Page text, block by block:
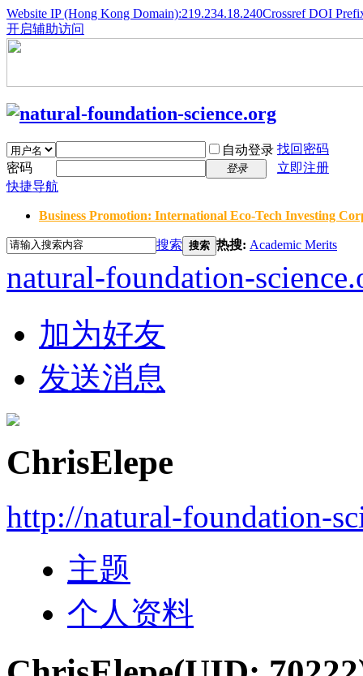
Website IP (Hong Kong Domain):219.234.18.240Crossref DOI
开启辅助访问
自动登录 找回密码
密码
登录
立即注册
快捷导航
Business Promotion: International Eco-Tech Investing
搜索 搜索 热搜: Academic Merits
natural-foundation-
加为好友
发送消息
ChrisElepe
http://natural-foundation-
主题
个人资料